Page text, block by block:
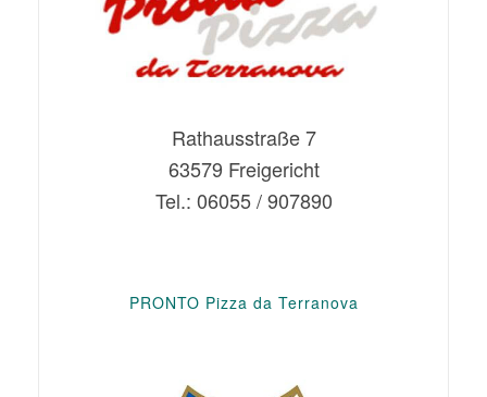
Rathausstraße 7
63579 Freigericht
Tel.: 06055 / 907890
PRONTO Pizza da Terranova